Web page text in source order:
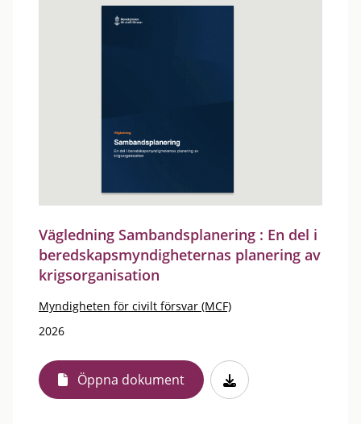
Vägledning Sambandsplanering : En del i
beredskapsmyndigheternas planering av
krigsorganisation
Myndigheten för civilt försvar (MCF)
2026
Öppna dokument